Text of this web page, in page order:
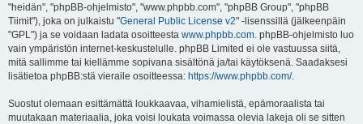
"heidän", "phpBB-ohjelmisto", "www.phpbb.com", "phpBB Group", "phpBB
Tiimit"), joka on julkaistu "General Public License v2" -lisenssillä (jälkeenpäin
"GPL") ja se voidaan ladata osoitteesta www.phpbb.com. phpBB-ohjelmisto luo
vain ympäristön internet-keskustelulle. phpBB Limited ei ole vastuussa siitä,
mitä sallimme tai kiellämme sopivana sisältönä ja/tai käytöksenä. Saadaksesi
lisätietoa phpBB:stä vieraile osoitteessa: https://www.phpbb.com/.
Suostut olemaan esittämättä loukkaavaa, vihamielistä, epämoraalista tai
muutakaan materiaalia, joka voisi loukata voimassa olevia lakeja oli se sitten